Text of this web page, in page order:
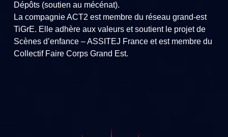
Dépôts (soutien au mécénat).
La compagnie ACT2 est membre du réseau grand-est
TiGrE. Elle adhère aux valeurs et soutient le projet de
Scènes d’enfance – ASSITEJ France et est membre du
Collectif Faire Corps Grand Est.